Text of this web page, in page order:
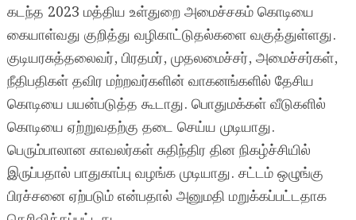
கடந்த 2023 மத்திய உள்துறை அமைச்சகம் கொடியை
கையாள்வது குறித்து வழிகாட்டுதல்களை வகுத்துள்ளது.
குடியரசுத்தலைவர், பிரதமர், முதலமைச்சர், அமைச்சர்கள்,
நீதிபதிகள் தவிர மற்றவர்களின் வாகனங்களில் தேசிய
கொடியை பயன்படுத்த கூடாது. பொதுமக்கள் வீடுகளில்
கொடியை ஏற்றுவதற்கு தடை செய்ய முடியாது.
பெரும்பாலான காவலர்கள் சுதிந்திர தின நிகழ்ச்சியில்
இருப்பதால் பாதுகாப்பு வழங்க முடியாது. சட்டம் ஒழுங்கு
பிரச்சனை ஏற்படும் என்பதால் அனுமதி மறுக்கப்பட்டதாக